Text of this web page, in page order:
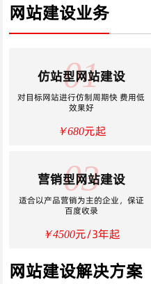
网站建设业务
01
仿站型网站建设
对目标网站进行仿制周期快 费用低
效果好
￥680元起
03
营销型网站建设
适合以产品营销为主的企业，保证
百度收录
￥4500元/3年起
网站建设解决方案